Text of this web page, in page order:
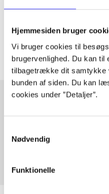
Hjemmesiden bruger
Vi bruger cookies til
brugervenlighed. Du kan
tilbagetrække dit samtykke
bunden af siden. Du kan
cookies under ”Detaljer”.
Nødvendig
Funktionelle
Artiklerne i handler ofte
Fra